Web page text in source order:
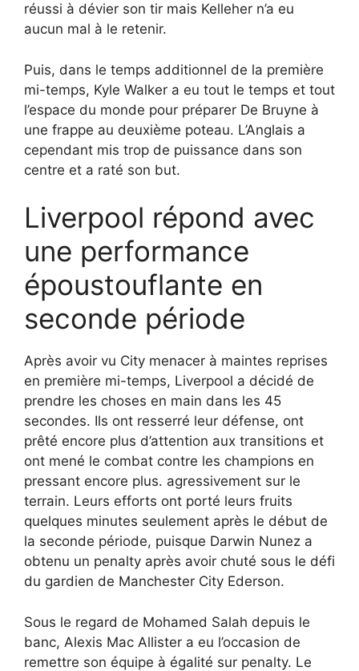
réussi à dévier son tir mais Kelleher n’a eu
aucun mal à le retenir.
Puis, dans le temps additionnel de la première
mi-temps, Kyle Walker a eu tout le temps et tout
l’espace du monde pour préparer De Bruyne à
une frappe au deuxième poteau. L’Anglais a
cependant mis trop de puissance dans son
centre et a raté son but.
Liverpool répond avec
une performance
époustouflante en
seconde période
Après avoir vu City menacer à maintes reprises
en première mi-temps, Liverpool a décidé de
prendre les choses en main dans les 45
secondes. Ils ont resserré leur défense, ont
prêté encore plus d’attention aux transitions et
ont mené le combat contre les champions en
pressant encore plus. agressivement sur le
terrain. Leurs efforts ont porté leurs fruits
quelques minutes seulement après le début de
la seconde période, puisque Darwin Nunez a
obtenu un penalty après avoir chuté sous le défi
du gardien de Manchester City Ederson.
Sous le regard de Mohamed Salah depuis le
banc, Alexis Mac Allister a eu l’occasion de
remettre son équipe à égalité sur penalty. Le